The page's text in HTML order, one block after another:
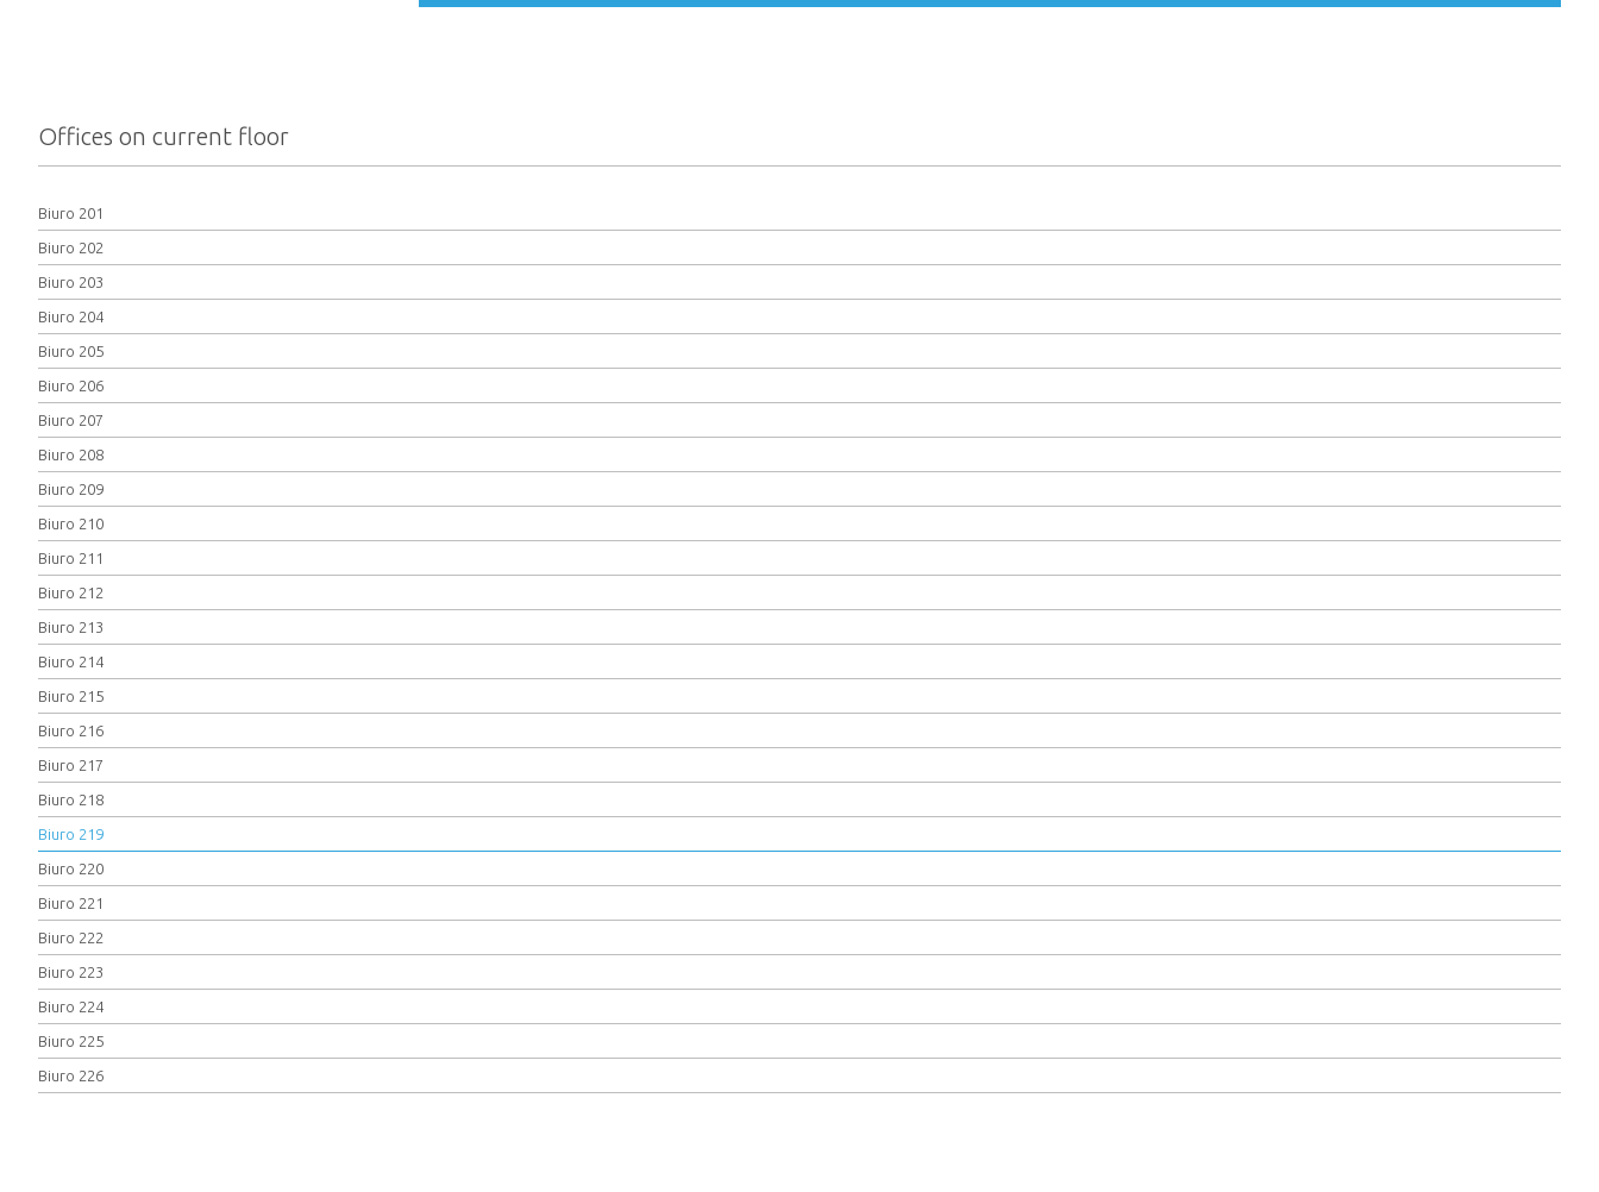
Offices on current floor
Biuro 201
Biuro 202
Biuro 203
Biuro 204
Biuro 205
Biuro 206
Biuro 207
Biuro 208
Biuro 209
Biuro 210
Biuro 211
Biuro 212
Biuro 213
Biuro 214
Biuro 215
Biuro 216
Biuro 217
Biuro 218
Biuro 219
Biuro 220
Biuro 221
Biuro 222
Biuro 223
Biuro 224
Biuro 225
Biuro 226